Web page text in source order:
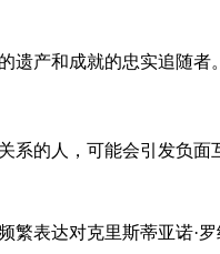
遗产和成就的忠实追随者
系的人，可能会引发负面
繁表达对克里斯蒂亚诺·